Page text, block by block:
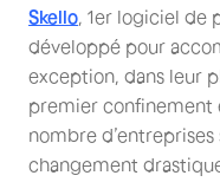
Skello , 1er logiciel
développé pour
exception, dans leur
premier confinement
nombre
changement